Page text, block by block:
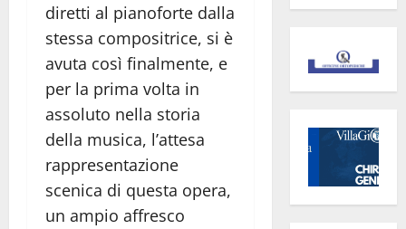
diretti al pianoforte dalla
stessa compositrice, si è
avuta così finalmente, e
per la prima volta in
assoluto nella storia
della musica, l’attesa
rappresentazione
scenica di questa opera,
un ampio affresco